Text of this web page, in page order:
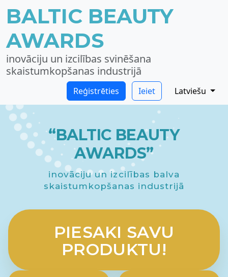
BALTIC BEAUTY
AWARDS
inovāciju un izcilības svinēšana
skaistumkopšanas industrijā
Reģistrēties Ieiet Latviešu
“BALTIC BEAUTY
AWARDS”
inovāciju un izcilības balva
skaistumkopšanas industrijā
PIESAKI SAVU
PRODUKTU!